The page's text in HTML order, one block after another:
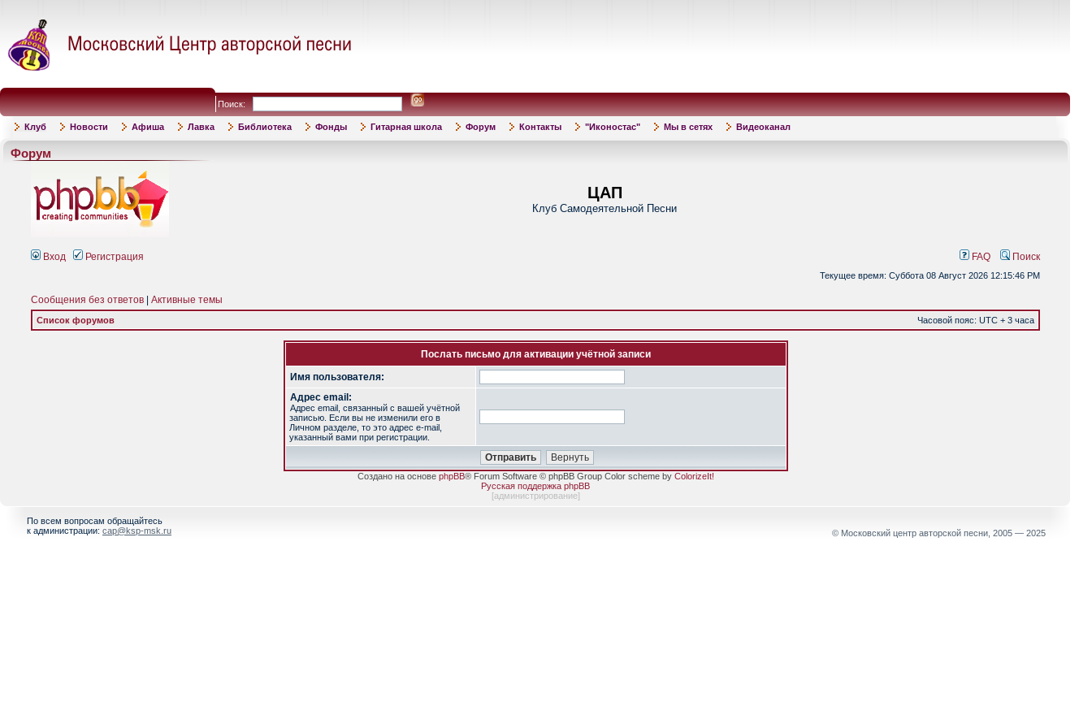
Поиск:
Клуб Новости Афиша Лавка Библиотека Фонды Гитарная школа Форум Контакты "Иконостас" Мы в сетях Видеоканал
Форум
ЦАП
Клуб Самодеятельной Песни
Вход Регистрация FAQ Поиск
Текущее время: Суббота 08 Август 2026 12:15:46 PM
Сообщения без ответов Активные темы
Список форумов Часовой пояс: UTC + 3 часа
Послать письмо для активации учётной записи
Имя пользователя:
Адрес email:
Адрес email, связанный с вашей учётной
записью. Если вы не изменили его в
Личном разделе, то это адрес e-mail,
указанный вами при регистрации.
Создано на основе phpBB® Forum Software © phpBB Group Color scheme by ColorizeIt!
Русская поддержка phpBB
[администрирование]
По всем вопросам обращайтесь
к администрации: cap@ksp-msk.ru © Московский центр авторской песни, 2005 — 2025